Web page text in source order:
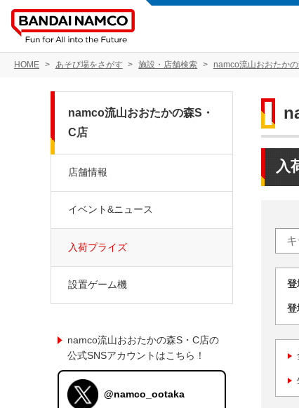
HOME あそび場をさがす 施設・店舗検索 namco流山おおたか
入
namco流山おおたかの森S・
C店
店舗情報
イベント&ニュース
入荷プライズ
設置ゲーム機
namco流山おおたかの森S・C店の
公式SNSアカウントはこちら！
@namco_ootaka